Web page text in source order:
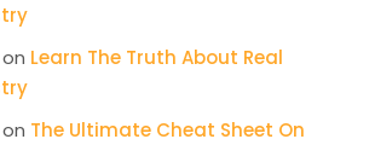
on Learn The Truth About Real
on The Ultimate Cheat Sheet On